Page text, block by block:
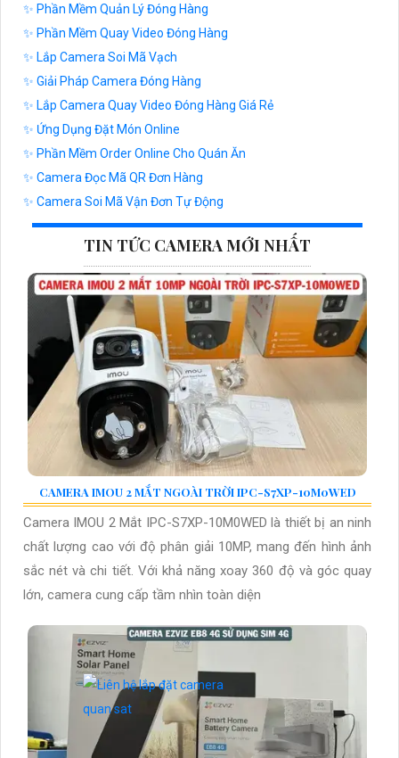
✨ Phần Mềm Quản Lý Đóng Hàng
✨ Phần Mềm Quay Video Đóng Hàng
✨ Lắp Camera Soi Mã Vạch
✨ Giải Pháp Camera Đóng Hàng
✨ Lắp Camera Quay Video Đóng Hàng Giá Rẻ
✨ Ứng Dụng Đặt Món Online
✨ Phần Mềm Order Online Cho Quán Ăn
✨ Camera Đọc Mã QR Đơn Hàng
✨ Camera Soi Mã Vận Đơn Tự Động
TIN TỨC CAMERA MỚI NHẤT
CAMERA IMOU 2 MẮT NGOÀI TRỜI IPC-S7XP-10M0WED
Camera IMOU 2 Mắt IPC-S7XP-10M0WED là thiết bị an ninh
chất lượng cao với độ phân giải 10MP, mang đến hình ảnh
sắc nét và chi tiết. Với khả năng xoay 360 độ và góc quay
lớn, camera cung cấp tầm nhìn toàn diện